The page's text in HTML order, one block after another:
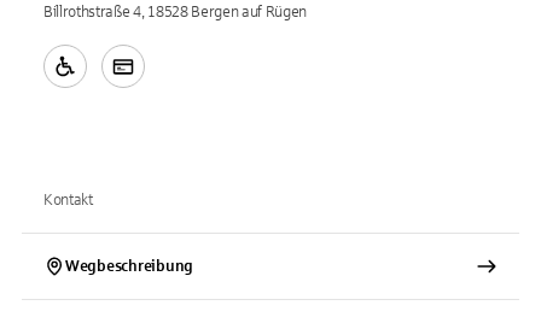
Billrothstraße 4, 18528 Bergen auf Rügen
Kontakt
Wegbeschreibung